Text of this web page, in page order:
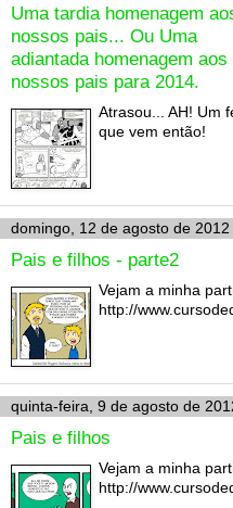
Uma tardia homenagem
nossos pais... Ou Uma
adiantada homenagem aos
nossos pais para 2014.
Atrasou... AH! Um
que vem então!
domingo, 12 de agosto de 2012
Pais e filhos - parte2
Vejam a minha
http://
quinta-feira, 9 de agosto de
Pais e filhos
Vejam a minha
http://